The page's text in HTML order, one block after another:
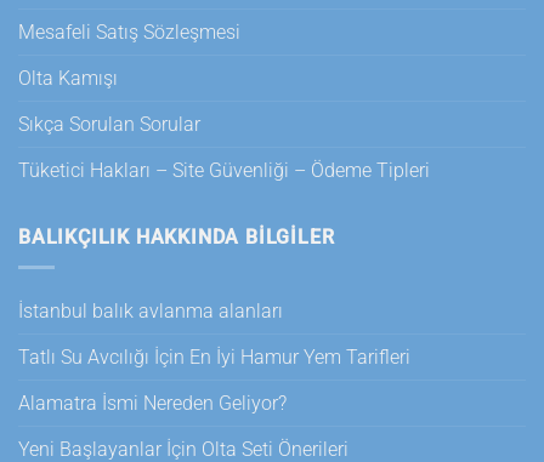
Mesafeli Satış Sözleşmesi
Olta Kamışı
Sıkça Sorulan Sorular
Tüketici Hakları – Site Güvenliği – Ödeme Tipleri
BALIKÇILIK HAKKINDA BILGILER
İstanbul balık avlanma alanları
Tatlı Su Avcılığı İçin En İyi Hamur Yem Tarifleri
Alamatra İsmi Nereden Geliyor?
Yeni Başlayanlar İçin Olta Seti Önerileri